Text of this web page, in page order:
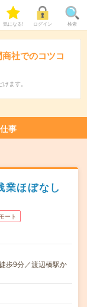
気になる! ログイン 検索
社でのコツコ
ます。
事
業ほぼなし
ート
歩9分／渡辺橋駅か